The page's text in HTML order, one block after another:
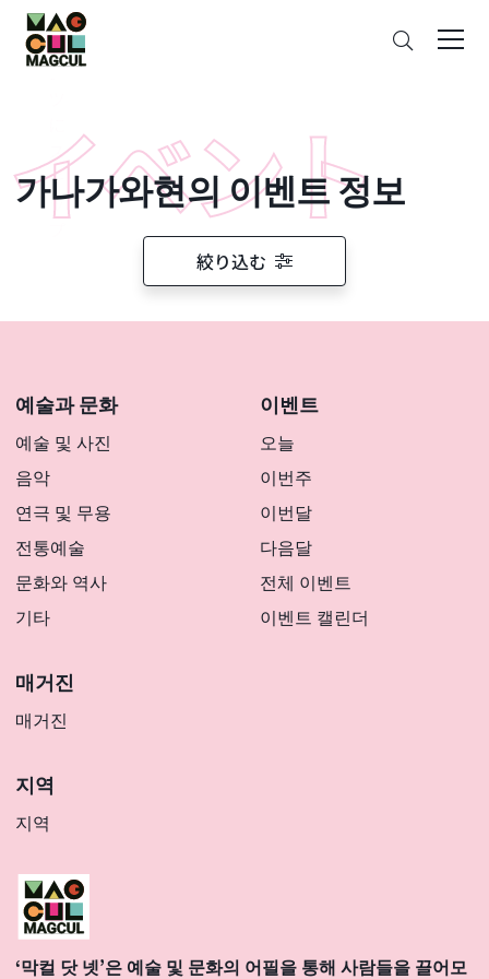
ン
テ
ン
ス
キ
ッ
가나가와현의 이벤트 정보
絞り込む
예술과 문화
예술 및 사진
음악
연극 및 무용
전통예술
문화와 역사
기타
이벤트
오늘
이번주
이번달
다음달
전체 이벤트
이벤트 캘린더
매거진
매거진
지역
지역
‘막컬 닷 넷’은 예술 및 문화의 어필을 통해 사람들을 끌어모